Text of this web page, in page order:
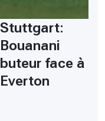
Stuttgart:
Bouanani
buteur face à
Everton